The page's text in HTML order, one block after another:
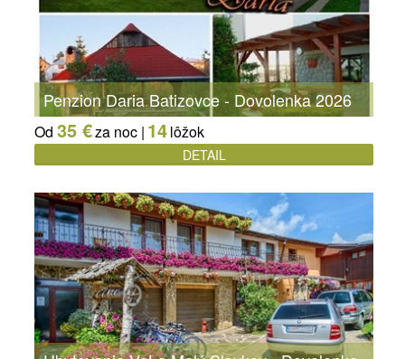
Penzion Daria Batizovce - Dovolenka 2026
Od 35 €za noc | 14lôžok
DETAIL